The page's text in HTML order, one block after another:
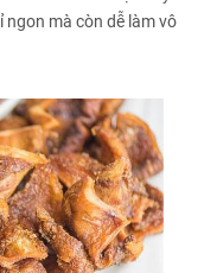
mà còn dễ làm vô